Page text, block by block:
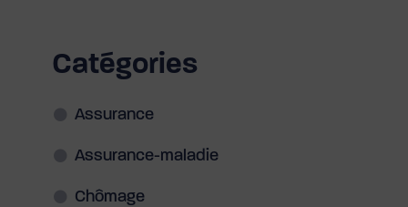
Catégories
Assurance
Assurance-maladie
Chômage